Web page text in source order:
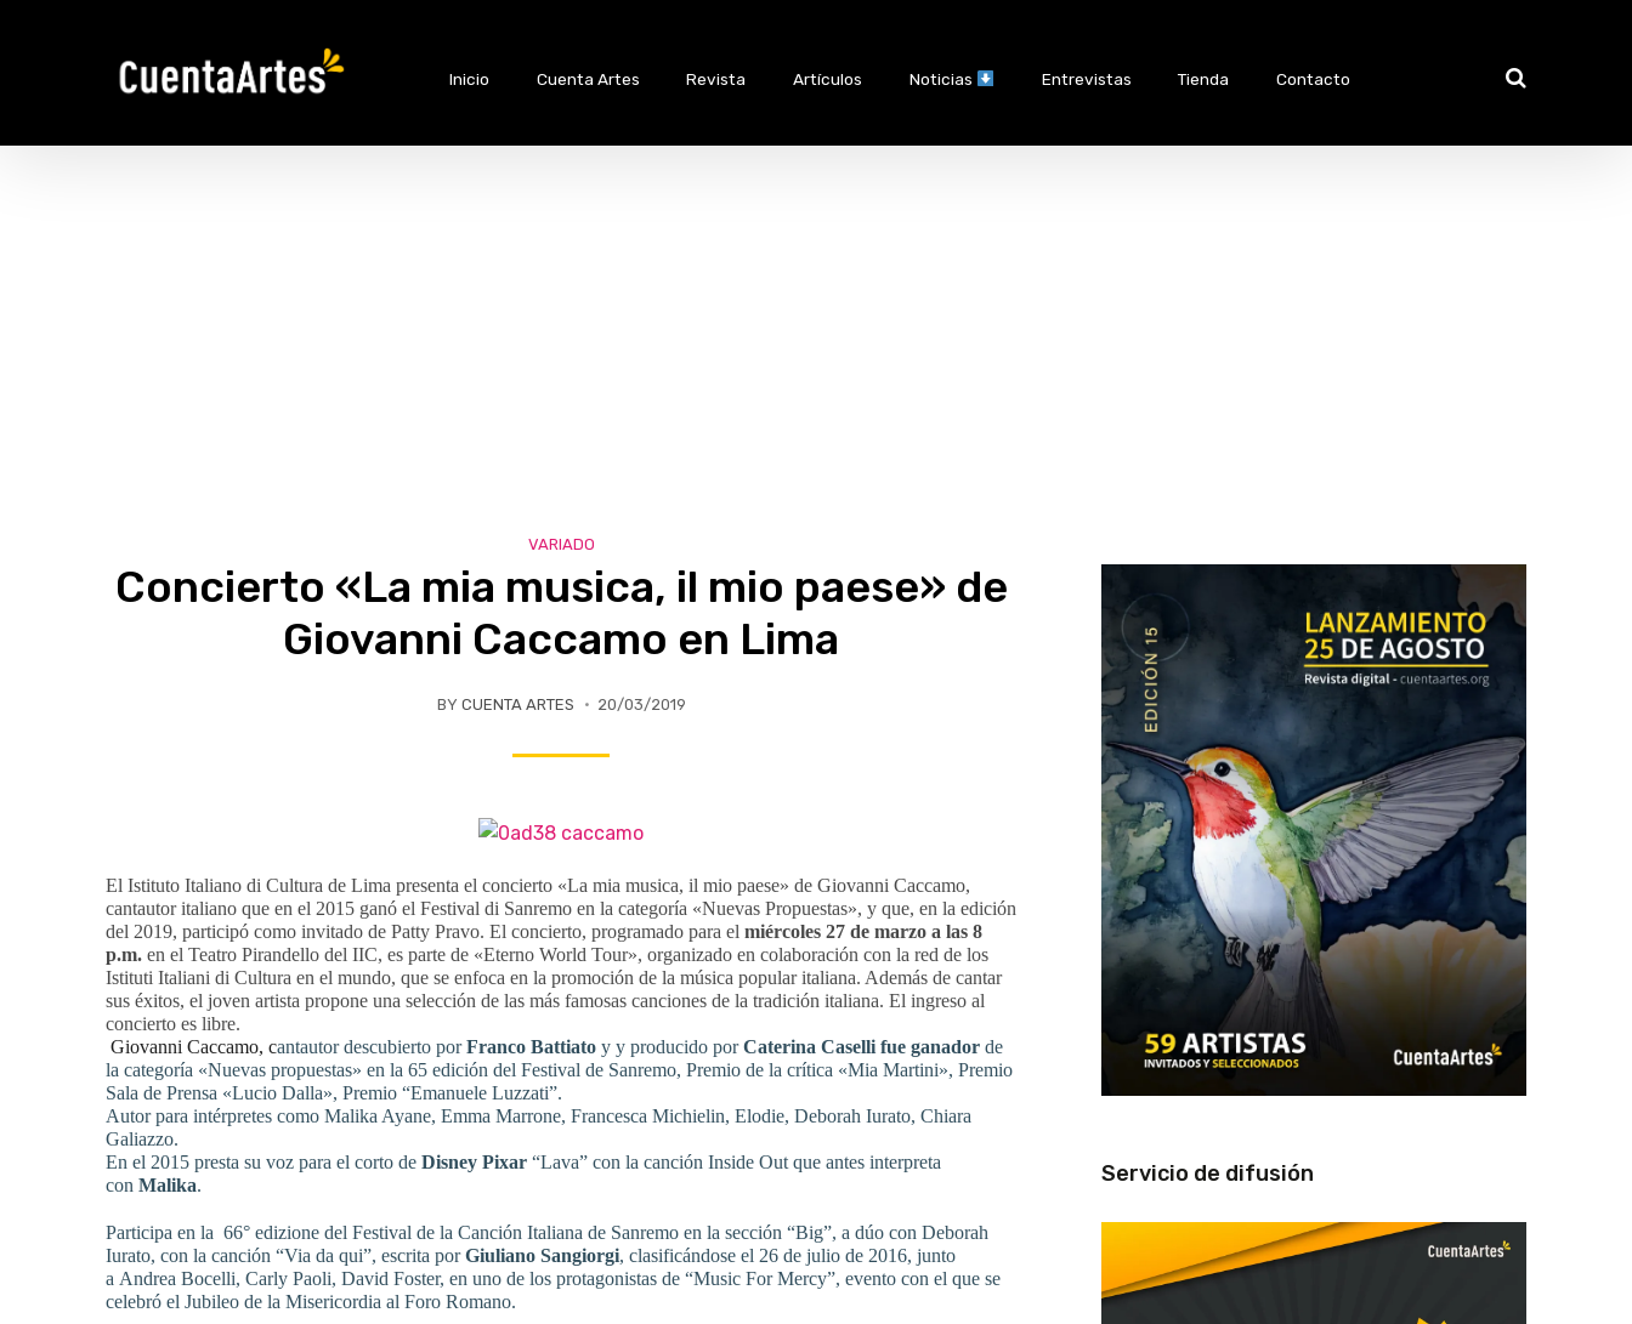
Inicio Cuenta Artes Revista Artículos Noticias Entrevistas Tienda Contacto
VARIADO
Concierto «La mia musica, il mio paese» de
Giovanni Caccamo en Lima
BY CUENTA ARTES 20/03/2019
El Istituto Italiano di Cultura de Lima presenta el concierto «La mia musica, il mio paese» de Giovanni Caccamo,
cantautor italiano que en el 2015 ganó el Festival di Sanremo en la categoría «Nuevas Propuestas», y que, en la edición
del 2019, participó como invitado de Patty Pravo. El concierto, programado para el miércoles 27 de marzo a las 8
p.m. en el Teatro Pirandello del IIC, es parte de «Eterno World Tour», organizado en colaboración con la red de los
Istituti Italiani di Cultura en el mundo, que se enfoca en la promoción de la música popular italiana. Además de cantar
sus éxitos, el joven artista propone una selección de las más famosas canciones de la tradición italiana. El ingreso al
concierto es libre.
Giovanni Caccamo, cantautor descubierto porFranco Battiato y y producido porCaterina Caselli fue ganador de
la categoría «Nuevas propuestas» en la 65 edición del Festival de Sanremo, Premio de la crítica «Mia Martini», Premio
Sala de Prensa «Lucio Dalla», Premio “Emanuele Luzzati”.
Autor para intérpretes como Malika Ayane, Emma Marrone, Francesca Michielin, Elodie, Deborah Iurato, Chiara
Galiazzo.
En el 2015 presta su voz para el corto de Disney Pixar “Lava” con la canción Inside Out que antes interpreta
con Malika.
Participa en la 66° edizione del Festival de la Canción Italiana de Sanremo en la sección “Big”, a dúo con Deborah
Iurato, con la canción “Via da qui”, escrita porGiuliano Sangiorgi, clasificándose el 26 de julio de 2016, junto
a Andrea Bocelli, Carly Paoli, David Foster, en uno de los protagonistas de “Music For Mercy”, evento con el que se
celebró el Jubileo de la Misericordia al Foro Romano.
Servicio de difusión